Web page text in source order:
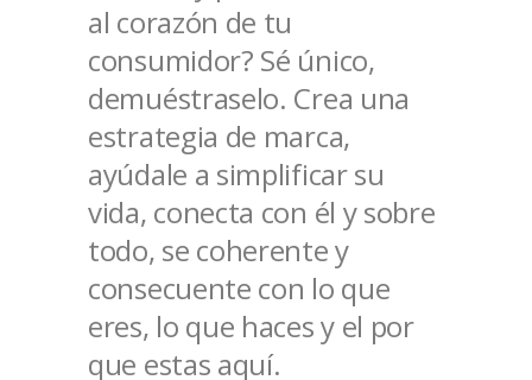
al corazón de tu
consumidor? Sé único,
demuéstraselo. Crea una
estrategia de marca,
ayúdale a simplificar su
vida, conecta con él y sobre
todo, se coherente y
consecuente con lo que
eres, lo que haces y el por
que estas aquí.